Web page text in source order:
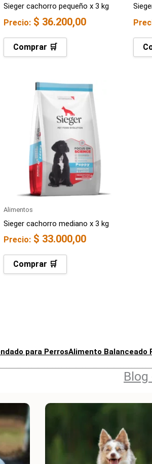
Sieger cachorro pequeño x 3 kg
Precio: $ 36.200,00
Comprar 🛒
Alimentos
Sieger cachorro mediano x 3 kg
Precio: $ 33.000,00
Comprar 🛒
para PerrosAlimento Balanceado